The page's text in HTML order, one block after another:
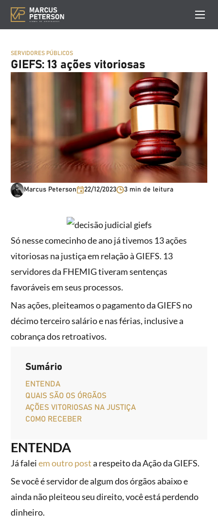
SERVIDORES PÚBLICOS
GIEFS: 13 ações vitoriosas
Marcus Peterson 22/12/2023 3 min de leitura
Só nesse comecinho de ano já tivemos 13 ações
vitoriosas na justiça em relação à GIEFS. 13
servidores da FHEMIG tiveram sentenças
favoráveis em seus processos.
Nas ações, pleiteamos o pagamento da GIEFS no
décimo terceiro salário e nas férias, inclusive a
cobrança dos retroativos.
Sumário
ENTENDA
QUAIS SÃO OS ÓRGÃOS
AÇÕES VITORIOSAS NA JUSTIÇA
COMO RECEBER
ENTENDA
Já faleiem outro posta respeito da Ação da GIEFS.
Se você é servidor de algum dos órgãos abaixo e
ainda não pleiteou seu direito, você está perdendo
dinheiro.